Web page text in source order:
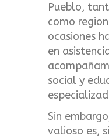
Pueblo,
como
ocasiones
en
social y
Sin
valioso es,